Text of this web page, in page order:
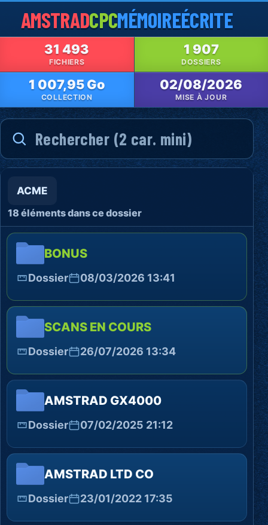
AMSTRADCPCMÉMOIREÉCRITE
31 493
FICHIERS
1 907
DOSSIERS
1 007,95 Go
COLLECTION
02/08/2026
MISE À JOUR
ACME
18 éléments dans ce dossier
BONUS
Dossier 08/03/2026 13:41
SCANS EN COURS
Dossier 26/07/2026 13:34
AMSTRAD GX4000
Dossier 07/02/2025 21:12
AMSTRAD LTD CO
Dossier 23/01/2022 17:35